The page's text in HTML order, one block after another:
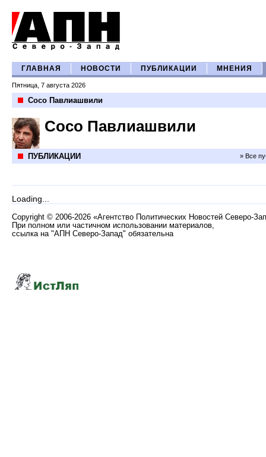
ГЛАВНАЯ НОВОСТИ ПУБЛИКАЦИИ МНЕНИЯ
Пятница, 7 августа 2026
Сосо Павлиашвили
Сосо Павлиашвили
ПУБЛИКАЦИИ » Все
Loading...
Copyright © 2006-2026 «Агентство Политических Новостей Северо-
При полном или частичном использовании материалов,
ссылка на "АПН Северо-Запад" обязательна